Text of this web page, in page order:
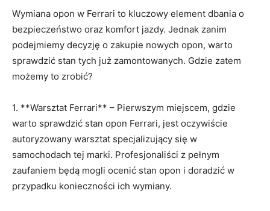
Wymiana opon w‍ Ferrari to kluczowy element⁣ dbania o
bezpieczeństwo oraz⁣ komfort jazdy. Jednak zanim
podejmiemy ​decyzję o‍ zakupie nowych opon, warto
sprawdzić stan tych już zamontowanych. Gdzie zatem
możemy to zrobić?
1. **Warsztat ⁢Ferrari** – Pierwszym miejscem, gdzie
warto sprawdzić stan opon Ferrari, jest oczywiście
autoryzowany warsztat specjalizujący się w
samochodach⁤ tej marki. Profesjonaliści z pełnym‌
zaufaniem będą mogli ocenić stan​ opon‌ i doradzić w
przypadku konieczności ich wymiany.